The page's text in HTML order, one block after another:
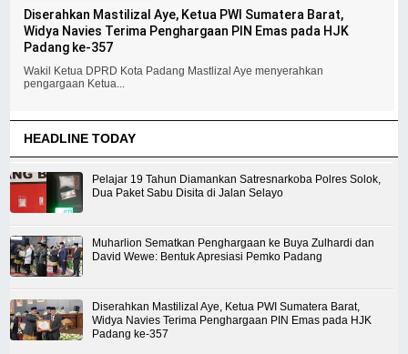
Diserahkan Mastilizal Aye, Ketua PWI Sumatera Barat,
Widya Navies Terima Penghargaan PIN Emas pada HJK
Padang ke-357
Wakil Ketua DPRD Kota Padang Mastlizal Aye menyerahkan
pengargaan Ketua...
HEADLINE TODAY
Pelajar 19 Tahun Diamankan Satresnarkoba Polres Solok,
Dua Paket Sabu Disita di Jalan Selayo
Muharlion Sematkan Penghargaan ke Buya Zulhardi dan
David Wewe: Bentuk Apresiasi Pemko Padang
Diserahkan Mastilizal Aye, Ketua PWI Sumatera Barat,
Widya Navies Terima Penghargaan PIN Emas pada HJK
Padang ke-357